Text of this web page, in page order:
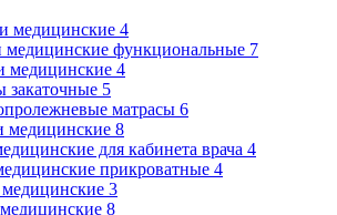
медицинские 4
медицинские функциональные 7
медицинские 4
5
матрасы 6
медицинские 8
для кабинета врача 4
прикроватные 4
3
8